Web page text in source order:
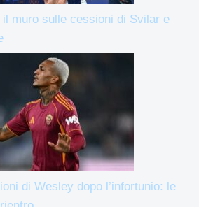
muro sulle cessioni di Svilar e
di Wesley dopo l’infortunio: le